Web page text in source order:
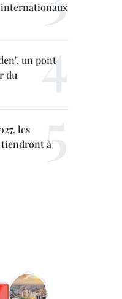
internationaux
un pont
du
les
tiendront à